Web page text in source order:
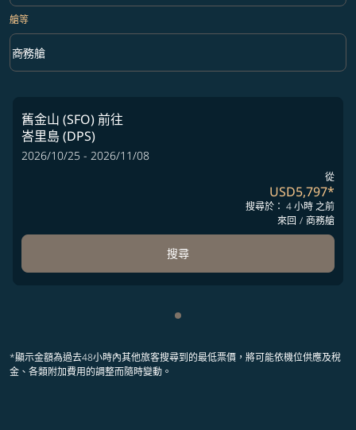
艙等
艙等 option 商務艙 Selected
商務艙
keyboard_arrow_down
舊金山 (SFO)前往
峇里島 (DPS)
2026/10/25 - 2026/11/08
從
USD5,797*
搜尋於： 4 小時 之前
來回 / 商務艙
搜尋
顯示 cmp-pagination-
*顯示金額為過去48小時內其他旅客搜尋到的最低票價，將可能依機位供應及稅
金、各類附加費用的調整而隨時變動。